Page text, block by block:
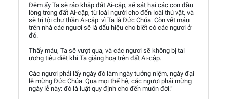
Đêm ấy Ta sẽ rảo khắp đất Ai-cập, sẽ sát hại các con đầu
lòng trong đất Ai-cập, từ loài người cho đến loài thú vật, và
sẽ trị tội chư thần Ai-cập: vì Ta là Đức Chúa. Còn vết máu
trên nhà các ngươi sẽ là dấu hiệu cho biết có các ngươi ở
đó.
Thấy máu, Ta sẽ vượt qua, và các ngươi sẽ không bị tai
ương tiêu diệt khi Ta giáng hoạ trên đất Ai-cập.
Các ngươi phải lấy ngày đó làm ngày tưởng niệm, ngày đại
lễ mừng Đức Chúa. Qua mọi thế hệ, các ngươi phải mừng
ngày lễ này: đó là luật quy định cho đến muôn đời.”